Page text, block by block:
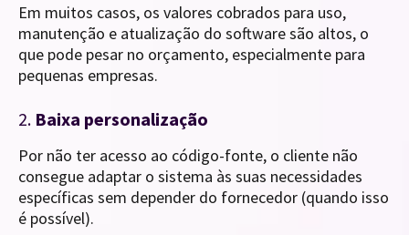
Em muitos casos, os valores cobrados para uso,
manutenção e atualização do software são altos, o
que pode pesar no orçamento, especialmente para
pequenas empresas.
2. Baixa personalização
Por não ter acesso ao código-fonte, o cliente não
consegue adaptar o sistema às suas necessidades
específicas sem depender do fornecedor (quando isso
é possível).